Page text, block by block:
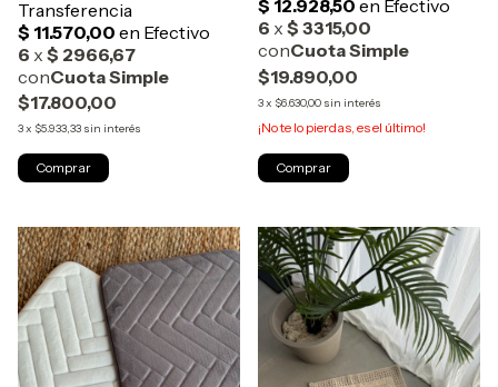
$17.800,00
3x $5.933,33 sin interés
Comprar
$19.890,00
3x $6.630,00 sin interés
¡No te lo pierdas, es el último!